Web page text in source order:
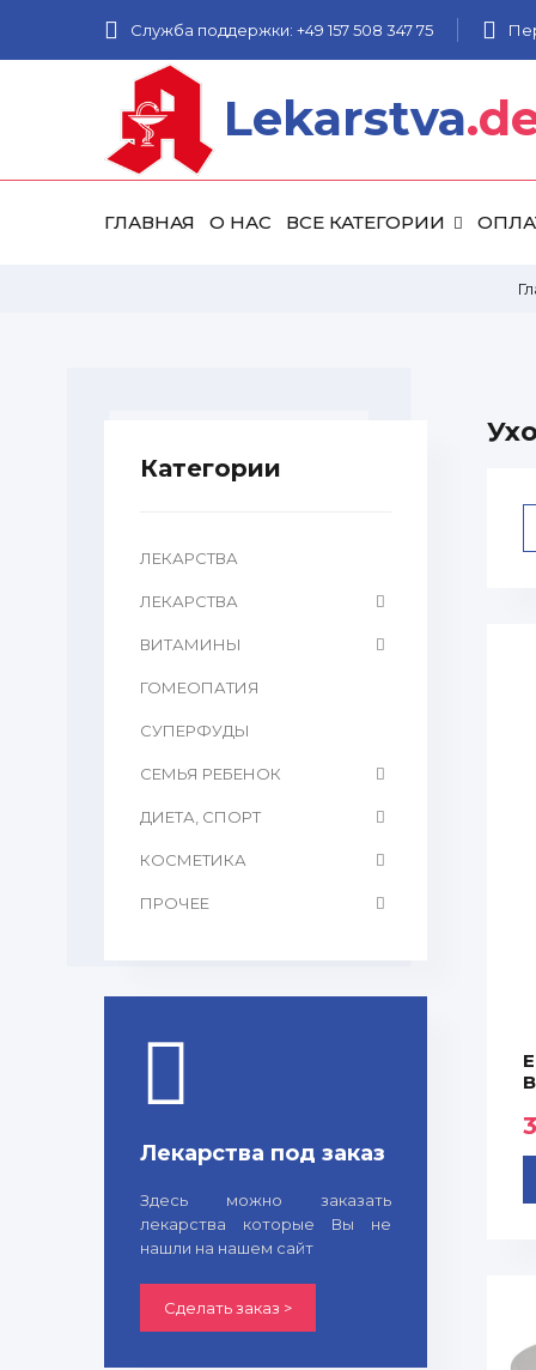
Служба поддержки: +49 157 508 347 75
Lekarstva
ГЛАВНАЯ О НАС ВСЕ КАТЕГОРИИ
Категории
ЛЕКАРСТВА
ЛЕКАРСТВА
ВИТАМИНЫ
ГОМЕОПАТИЯ
CУПЕРФУДЫ
СЕМЬЯ РЕБЕНОК
ДИЕТА, СПОРТ
КОСМЕТИКА
ПРОЧЕЕ
Лекарства под заказ
Здесь можно заказать
лекарства которые Вы не
нашли на нашем сайт
Сделать заказ >